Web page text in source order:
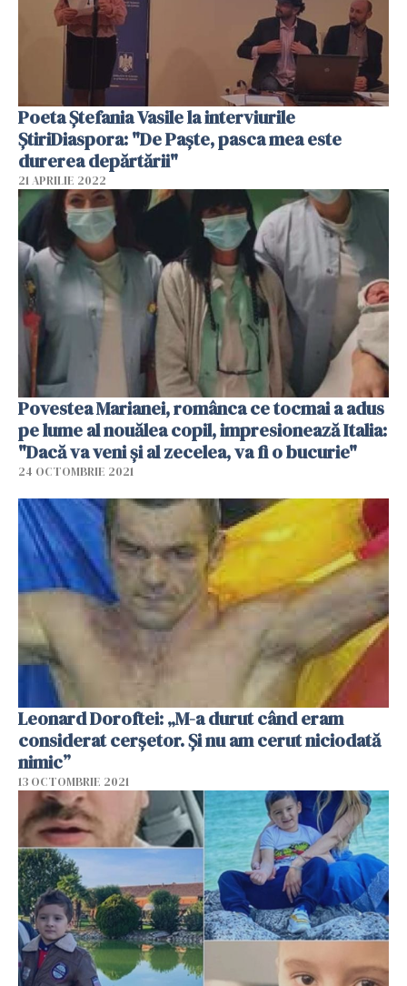
Poeta Ștefania Vasile la interviurile
ȘtiriDiaspora: "De Paște, pasca mea este
durerea depărtării"
21 APRILIE 2022
Povestea Marianei, românca ce tocmai a adus
pe lume al nouălea copil, impresionează Italia:
"Dacă va veni și al zecelea, va fi o bucurie"
24 OCTOMBRIE 2021
Leonard Doroftei: „M-a durut când eram
considerat cerșetor. Și nu am cerut niciodată
nimic”
13 OCTOMBRIE 2021